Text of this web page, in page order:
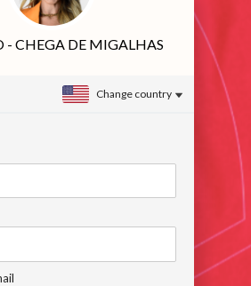
- CHEGA DE MIGALHAS
Change country